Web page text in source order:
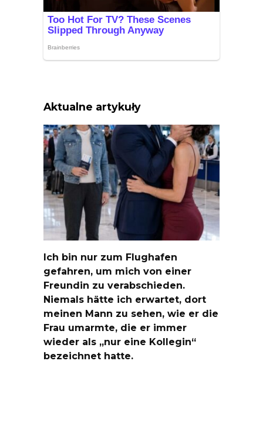
Aktualne artykuły
Ich bin nur zum Flughafen
gefahren, um mich von einer
Freundin zu verabschieden.
Niemals hätte ich erwartet, dort
meinen Mann zu sehen, wie er die
Frau umarmte, die er immer
wieder als „nur eine Kollegin“
bezeichnet hatte.